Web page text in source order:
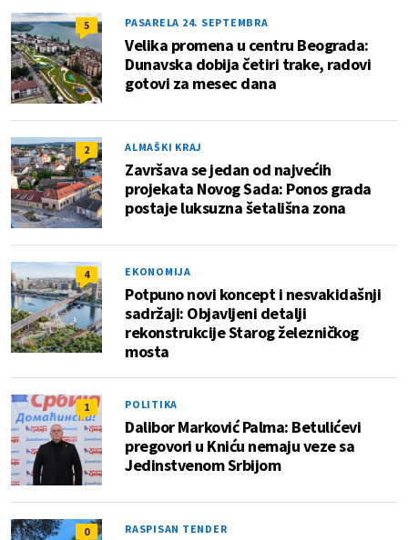
5 PASARELA 24. SEPTEMBRA
Velika promena u centru Beograda:
Dunavska dobija četiri trake, radovi
gotovi za mesec dana
2 ALMAŠKI KRAJ
Završava se jedan od najvećih
projekata Novog Sada: Ponos grada
postaje luksuzna šetališna zona
4 EKONOMIJA
Potpuno novi koncept i nesvakidašnji
sadržaji: Objavljeni detalji
rekonstrukcije Starog železničkog
mosta
1 POLITIKA
Dalibor Marković Palma: Betulićevi
pregovori u Kniću nemaju veze sa
Jedinstvenom Srbijom
0 RASPISAN TENDER